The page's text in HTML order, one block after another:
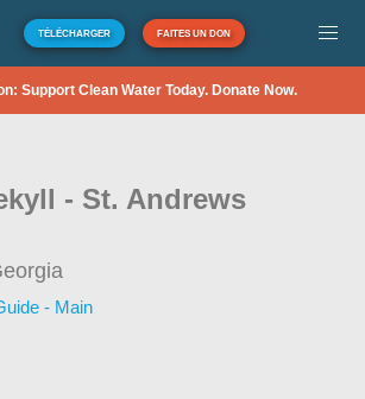
TÉLÉCHARGER FAITES UN DON
Support Clean Water Today. Donate Now.
- St. Andrews
- Main